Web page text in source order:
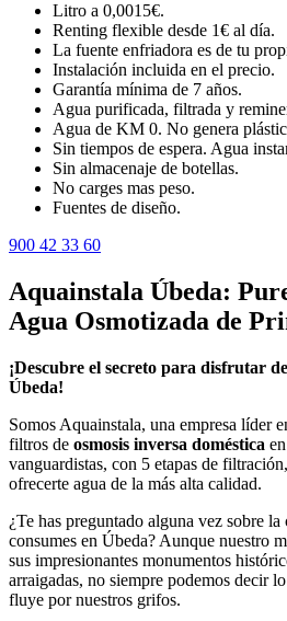
Litro a 0,0015€.
Renting flexible desde 1€ al día.
La fuente enfriadora es de tu
Instalación incluida en el precio.
Garantía mínima de 7 años.
Agua purificada, filtrada y
Agua de KM 0. No genera
Sin tiempos de espera. Agua
Sin almacenaje de botellas.
No carges mas peso.
Fuentes de diseño.
900 42 33 60
Aquainstala Úbeda:
Agua Osmotizada de
¡Descubre el secreto para disfrutar
Úbeda!
Somos Aquainstala, una empresa líder
filtros de osmosis inversa doméstica
vanguardistas, con 5 etapas de
ofrecerte agua de la más alta calidad.
¿Te has preguntado alguna vez sobre
consumes en Úbeda? Aunque nuestro
sus impresionantes monumentos
arraigadas, no siempre podemos decir
fluye por nuestros grifos.